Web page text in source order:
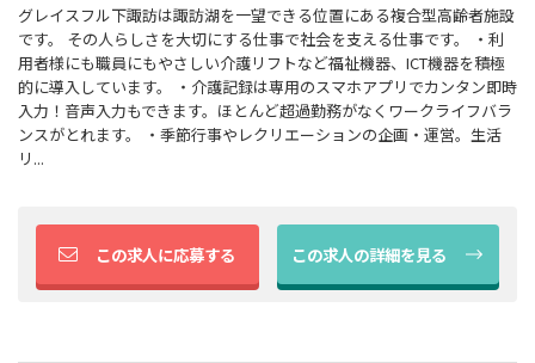
グレイスフル下諏訪は諏訪湖を一望できる位置にある複合型高齢者施設
です。 その人らしさを大切にする仕事で社会を支える仕事です。 ・利
用者様にも職員にもやさしい介護リフトなど福祉機器、ICT機器を積極
的に導入しています。 ・介護記録は専用のスマホアプリでカンタン即時
入力！音声入力もできます。ほとんど超過勤務がなくワークライフバラ
ンスがとれます。 ・季節行事やレクリエーションの企画・運営。生活
リ...
この求人に応募する この求人の詳細を見る